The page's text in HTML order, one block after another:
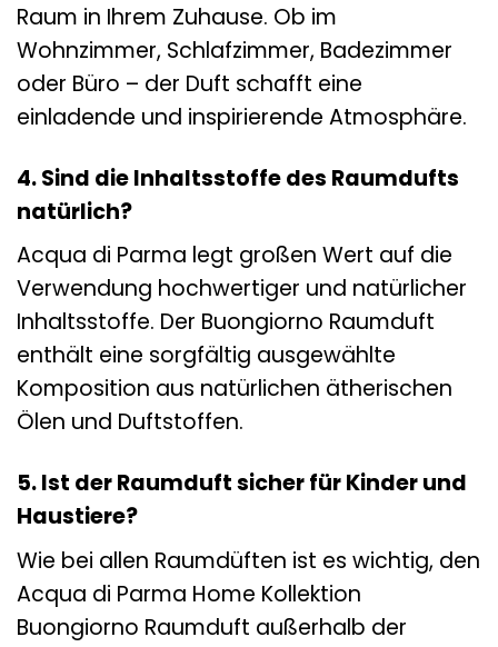
Raum in Ihrem Zuhause. Ob im
Wohnzimmer, Schlafzimmer, Badezimmer
oder Büro – der Duft schafft eine
einladende und inspirierende Atmosphäre.
4. Sind die Inhaltsstoffe des Raumdufts
natürlich?
Acqua di Parma legt großen Wert auf die
Verwendung hochwertiger und natürlicher
Inhaltsstoffe. Der Buongiorno Raumduft
enthält eine sorgfältig ausgewählte
Komposition aus natürlichen ätherischen
Ölen und Duftstoffen.
5. Ist der Raumduft sicher für Kinder und
Haustiere?
Wie bei allen Raumdüften ist es wichtig, den
Acqua di Parma Home Kollektion
Buongiorno Raumduft außerhalb der